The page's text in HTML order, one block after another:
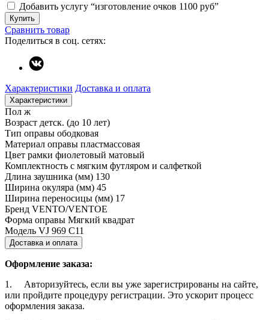
Добавить услугу “изготовление очков 1100 руб”
Купить
Сравнить товар
Поделиться в соц. сетях:
Характеристики Доставка и оплата
Характеристики
Пол ж
Возраст детск. (до 10 лет)
Тип оправы ободковая
Материал оправы пластмассовая
Цвет рамки фиолетовый матовый
Комплектность с мягким футляром и салфеткой
Длина заушника (мм) 130
Ширина окуляра (мм) 45
Ширина переносицы (мм) 17
Бренд VENTO/VENTOE
Форма оправы Мягкий квадрат
Модель VJ 969 C11
Доставка и оплата
Оформление заказа:
1. Авторизуйтесь, если вы уже зарегистрированы на сайте,
или пройдите процедуру регистрации. Это ускорит процесс
оформления заказа.